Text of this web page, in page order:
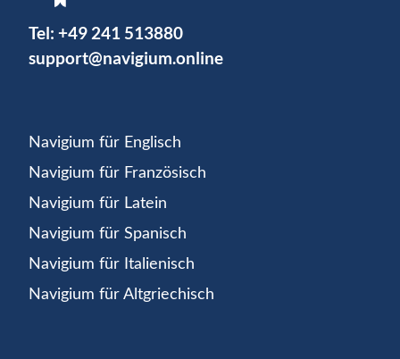
Tel: +49 241 513880
support@navigium.online
Navigium für Englisch
Navigium für Französisch
Navigium für Latein
Navigium für Spanisch
Navigium für Italienisch
Navigium für Altgriechisch